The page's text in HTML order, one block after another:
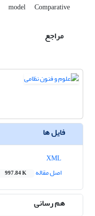
model Comparative
مراجع
فایل ها
اصل مقاله
997.84 K
هم رسانی